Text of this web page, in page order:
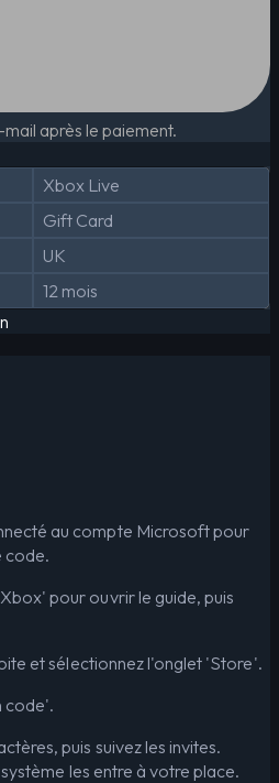
après le paiement.
Xbox Live
Gift Card
UK
12 mois
au compte Microsoft pour
code.
pour ouvrir le guide, puis
et sélectionnez l'onglet 'Store'.
code'.
puis suivez les invites.
les entre à votre place.